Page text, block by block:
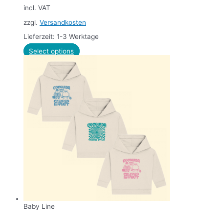
incl. VAT
zzgl. Versandkosten
Lieferzeit: 1-3 Werktage
Select options
Baby Line